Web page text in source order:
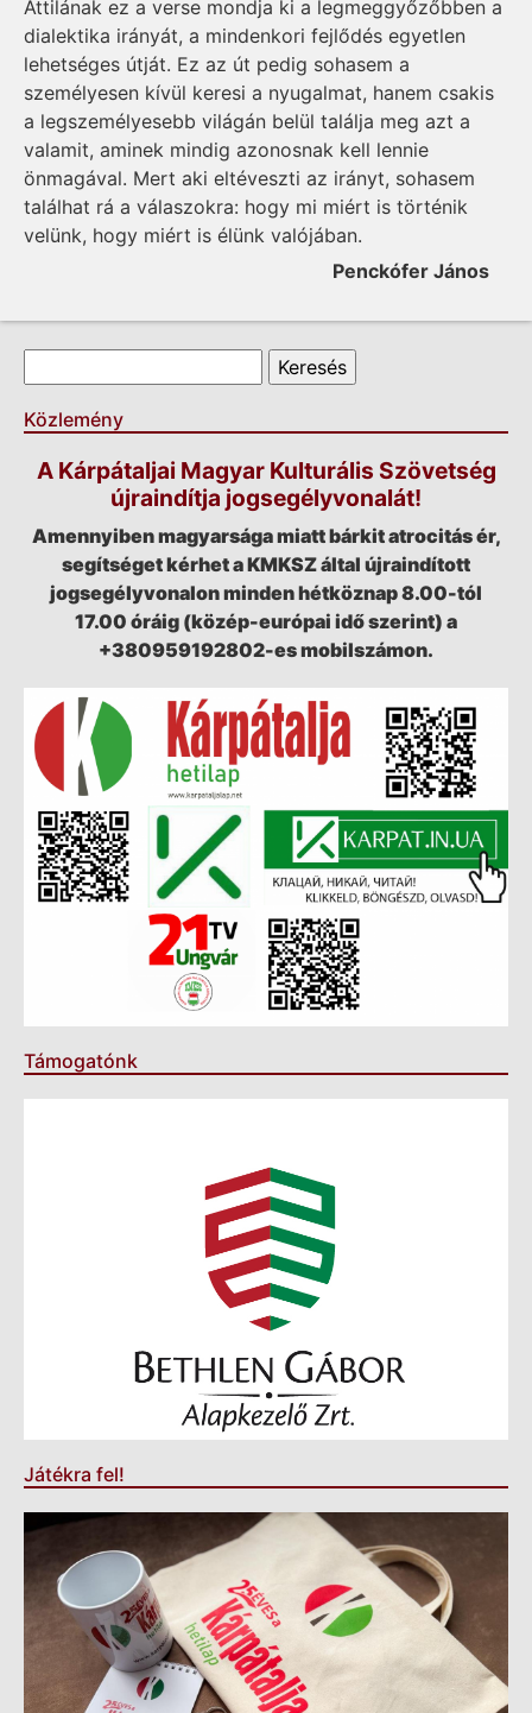
Attilának ez a verse mondja ki a legmeggyőzőbben a
dialektika irányát, a mindenkori fejlődés egyetlen
lehetséges útját. Ez az út pedig sohasem a
személyesen kívül keresi a nyugalmat, hanem csakis
a leg­személyesebb világán belül találja meg azt a
valamit, aminek mindig azonosnak kell lennie
önmagával. Mert aki eltéveszti az irányt, sohasem
találhat rá a válaszokra: hogy mi mi­ért is történik
velünk, hogy mi­ért is élünk valójában.
Penckófer János
Keresés űrlap
Közlemény
A Kárpátaljai Magyar Kulturális Szövetség
újraindítja jogsegélyvonalát!
Amennyiben magyarsága miatt bárkit atrocitás ér,
segítséget kérhet a KMKSZ által újraindított
jogsegélyvonalon minden hétköznap 8.00-tól
17.00 óráig (közép-európai idő szerint) a
+380959192802-es mobilszámon.
Támogatónk
Játékra fel!